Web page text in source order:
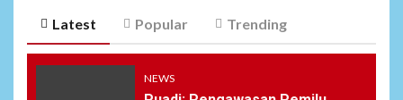
Latest Popular Trending
NEWS